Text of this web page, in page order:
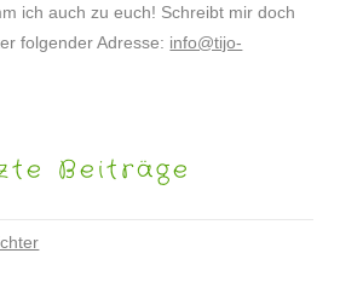
ich auch zu euch! Schreibt mir doch
folgender Adresse: info@tijo-
Beiträge